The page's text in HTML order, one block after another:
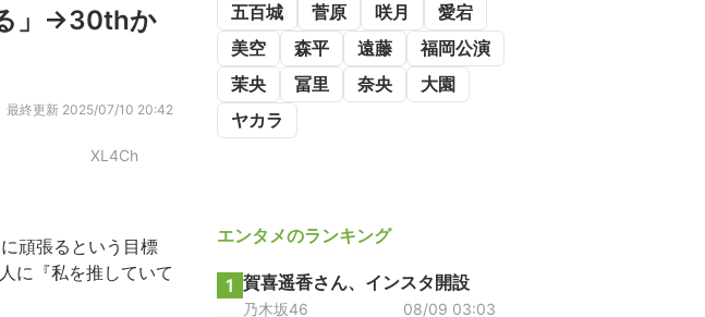
」→30thか
最終更新 2025/07/10 20:42
XL4Ch
頑張るという目標
に『私を推していて
五百城
菅原 咲月
愛宕
美空
森平 遠藤
福岡公演
茉央
冨里 奈央
大園
ヤカラ
エンタメのランキング
1 賀喜遥香さん、インスタ開設
乃木坂46 08/09 03:03